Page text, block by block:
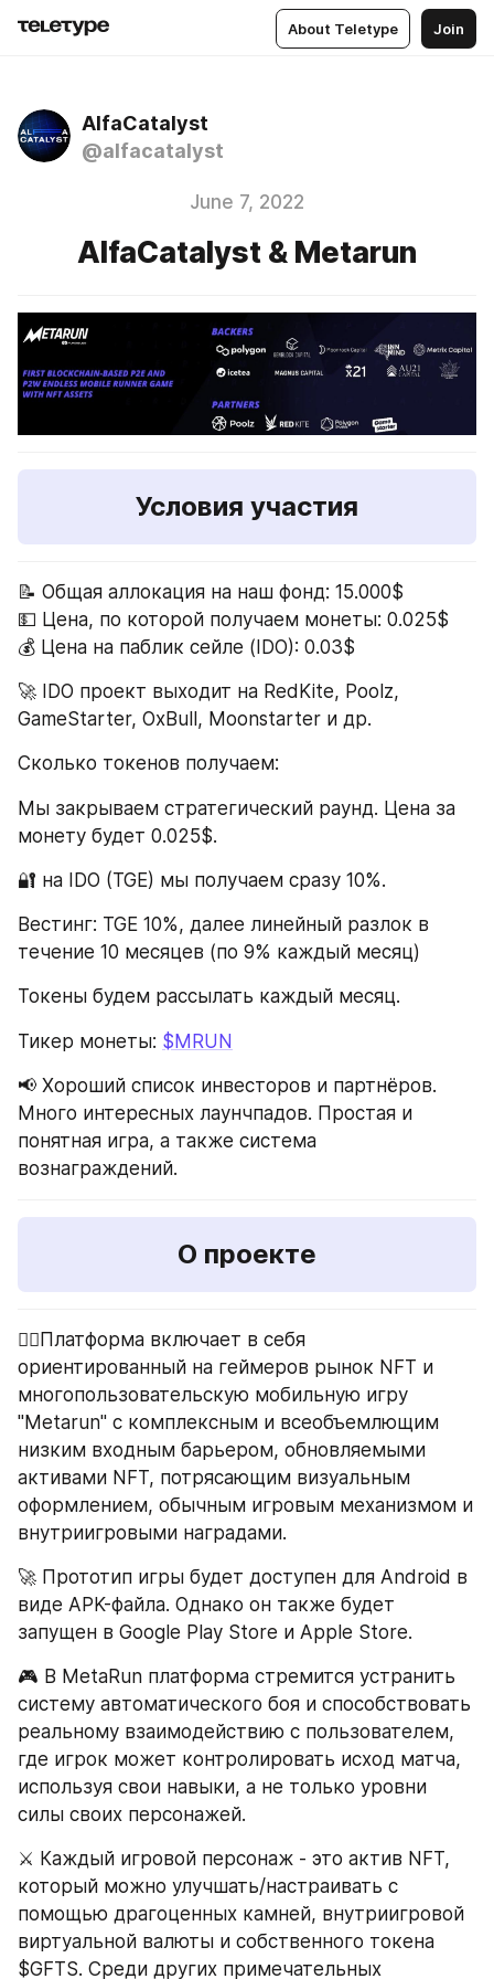
About Teletype Join
AlfaCatalyst
@alfacatalyst
June 7, 2022
AlfaCatalyst & Metarun
Условия участия
📝 Общая аллокация на наш фонд: 15.000$
💵 Цена, по которой получаем монеты: 0.025$
💰 Цена на паблик сейле (IDO): 0.03$
🚀 IDO проект выходит на RedKite, Poolz,
GameStarter, OxBull, Moonstarter и др.
Сколько токенов получаем:
Мы закрываем стратегический раунд. Цена за
монету будет 0.025$.
🔐 на IDO (TGE) мы получаем сразу 10%.
Вестинг: TGE 10%, далее линейный разлок в
течение 10 месяцев (по 9% каждый месяц)
Токены будем рассылать каждый месяц.
Тикер монеты: $MRUN
📢 Хороший список инвесторов и партнёров.
Много интересных лаунчпадов. Простая и
понятная игра, а также система
вознаграждений.
О проекте
🏃‍♂️Платформа включает в себя
ориентированный на геймеров рынок NFT и
многопользовательскую мобильную игру
"Metarun" с комплексным и всеобъемлющим
низким входным барьером, обновляемыми
активами NFT, потрясающим визуальным
оформлением, обычным игровым механизмом и
внутриигровыми наградами.
🚀 Прототип игры будет доступен для Android в
виде APK-файла. Однако он также будет
запущен в Google Play Store и Apple Store.
🎮 В MetaRun платформа стремится устранить
систему автоматического боя и способствовать
реальному взаимодействию с пользователем,
где игрок может контролировать исход матча,
используя свои навыки, а не только уровни
силы своих персонажей.
⚔️ Каждый игровой персонаж - это актив NFT,
который можно улучшать/настраивать с
помощью драгоценных камней, внутриигровой
виртуальной валюты и собственного токена
$GFTS. Среди других примечательных